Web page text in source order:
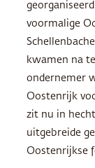
voormalige
kwamen na
ondernemer
Oostenrijk
zit nu in
uitgebreide
Oostenrijkse